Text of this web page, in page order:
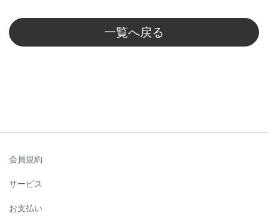
一覧へ戻る
会員規約
サービス
お支払い